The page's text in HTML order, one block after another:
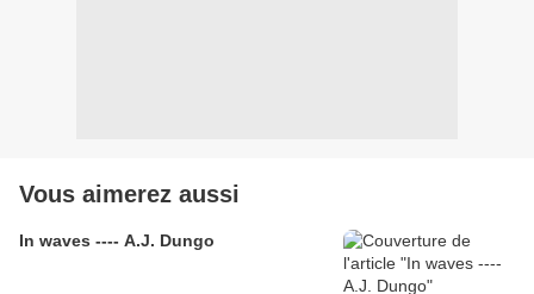
Vous aimerez aussi
In waves ---- A.J. Dungo